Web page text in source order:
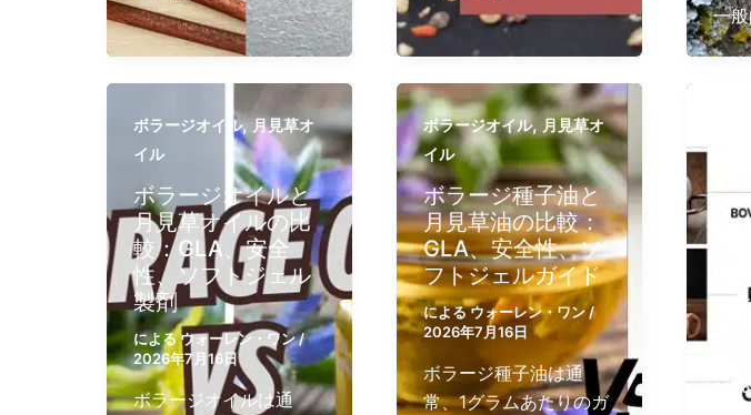
一
ボラージオイル,月見草オ
イル
ボラージオイルと
月見草オイルの比
較：GLA、安全
性、ソフトジェル
製剤
によるウォーレン・ワン/
2026年7月16日
ボラージオイルは通
ボラージオイル, 月見草オ
イル
ボラージ種子油と
月見草油の比較：
GLA、安全性、ソ
フトジェルガイド
によるウォーレン・ワン/
2026年7月16日
ボラージ種子油は通
常、1グラムあたりのガ
ラ
ど
2026